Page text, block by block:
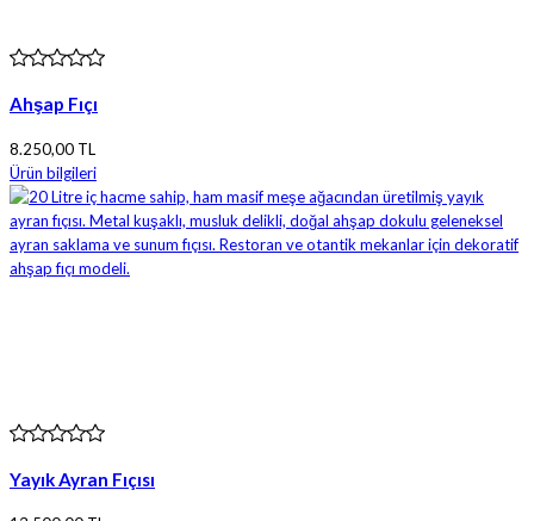
Ahşap Fıçı
8.250,00 TL
Ürün bilgileri
Yayık Ayran Fıçısı